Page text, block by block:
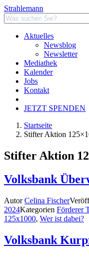
Strahlemann
Aktuelles
Newsblog
Newsletter
Mediathek
Kalender
Jobs
Kontakt
JETZT SPENDEN
Startseite
Stifter Aktion
Stifter Aktion
Volksbank
AutorCelina Fischer
2024Kategorien Förderer
125x1000, Wer ist dabei?
Volksbank